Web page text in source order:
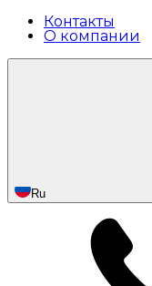
Контакты
О компании
Ru